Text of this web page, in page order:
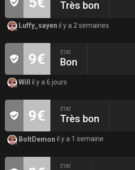
Très bon
Luffy_sayen il y a 2 semaines
9€ ÉTAT
Bon
Will il y a 6 jours
9€ ÉTAT
Très bon
BoltDemon il y a 1 semaine
ÉTAT